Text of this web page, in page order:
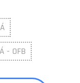
- OFB